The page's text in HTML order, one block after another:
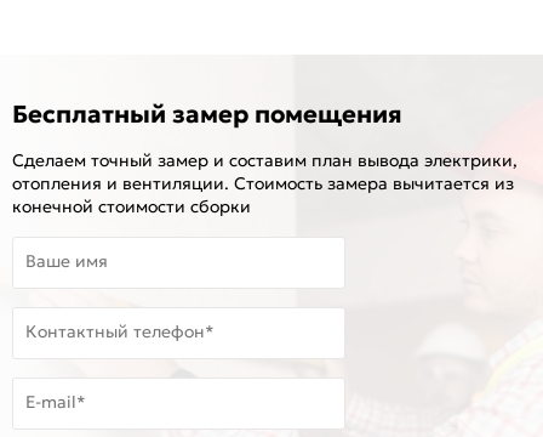
Бесплатный замер помещения
Сделаем точный замер и составим план вывода электрики,
отопления и вентиляции. Стоимость замера вычитается из
конечной стоимости сборки
Ваше имя
Контактный телефон*
E-mail*